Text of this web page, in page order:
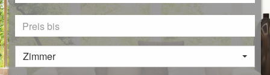
Zimmer